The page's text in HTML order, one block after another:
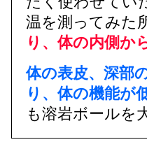
温を測ってみた
り、体の内側か
体の表皮、深部
り、体の機能が
も溶岩ボールを